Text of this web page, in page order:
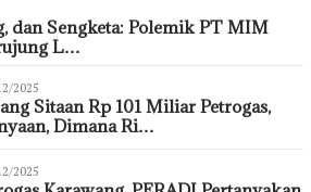
dan Sengketa: Polemik PT MIM
L…
2025
Sitaan Rp 101 Miliar Petrogas,
Dimana Ri…
2025